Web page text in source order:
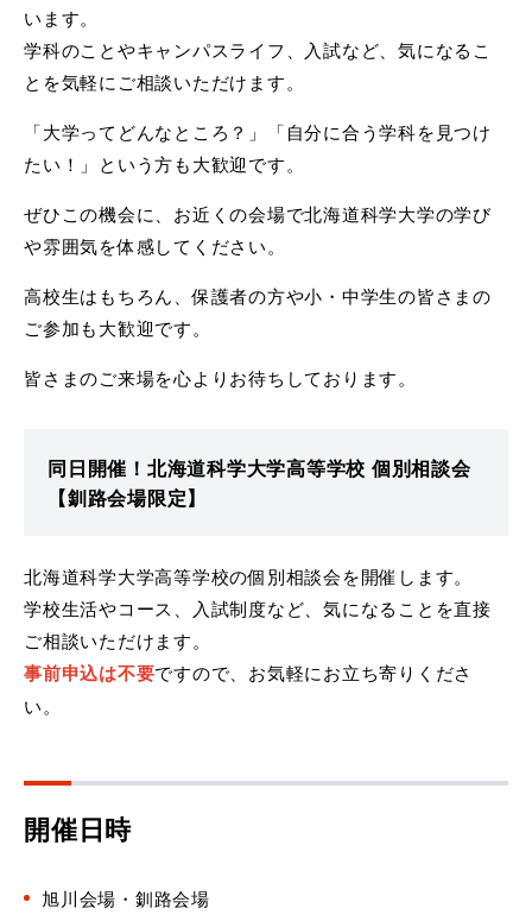
います。
学科のことやキャンパスライフ、入試など、気になるこ
とを気軽にご相談いただけます。
「大学ってどんなところ？」「自分に合う学科を見つけ
たい！」という方も大歓迎です。
ぜひこの機会に、お近くの会場で北海道科学大学の学び
や雰囲気を体感してください。
高校生はもちろん、保護者の方や小・中学生の皆さまの
ご参加も大歓迎です。
皆さまのご来場を心よりお待ちしております。
同日開催！北海道科学大学高等学校 個別相談会
【釧路会場限定】
北海道科学大学高等学校の個別相談会を開催します。
学校生活やコース、入試制度など、気になることを直接
ご相談いただけます。
事前申込は不要ですので、お気軽にお立ち寄りくださ
い。
開催日時
旭川会場・釧路会場